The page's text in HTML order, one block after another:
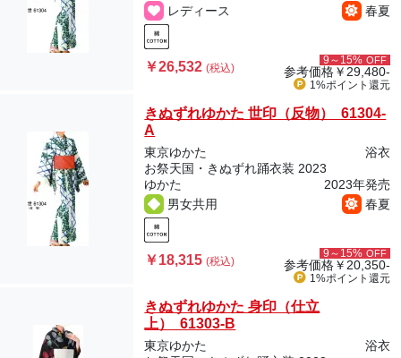
レディース
春夏
￥26,532(税込)
9～15% OFF
参考価格￥29,480-
1%ポイント 還元
きぬずれゆかた 世印（反物） 61304-
A
東京ゆかた
浴衣
お祭天国・きぬずれ踊衣装 2023
ゆかた
2023年発売
男女共用
春夏
￥18,315(税込)
9～15% OFF
参考価格￥20,350-
1%ポイント 還元
きぬずれゆかた 身印（仕立
上） 61303-B
東京ゆかた
浴衣